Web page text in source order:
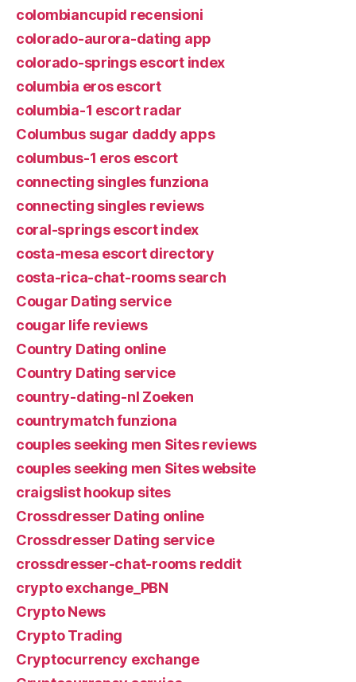
colombiancupid recensioni
colorado-aurora-dating app
colorado-springs escort index
columbia eros escort
columbia-1 escort radar
Columbus sugar daddy apps
columbus-1 eros escort
connecting singles funziona
connecting singles reviews
coral-springs escort index
costa-mesa escort directory
costa-rica-chat-rooms search
Cougar Dating service
cougar life reviews
Country Dating online
Country Dating service
country-dating-nl Zoeken
countrymatch funziona
couples seeking men Sites reviews
couples seeking men Sites website
craigslist hookup sites
Crossdresser Dating online
Crossdresser Dating service
crossdresser-chat-rooms reddit
crypto exchange_PBN
Crypto News
Crypto Trading
Cryptocurrency exchange